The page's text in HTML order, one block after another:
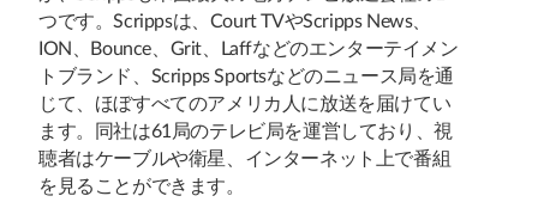
つです。Scrippsは、Court TVやScripps News、
ION、Bounce、Grit、Laffなどのエンターテイメン
トブランド、Scripps Sportsなどのニュース局を通
じて、ほぼすべてのアメリカ人に放送を届けてい
ます。同社は61局のテレビ局を運営しており、視
聴者はケーブルや衛星、インターネット上で番組
を見ることができます。